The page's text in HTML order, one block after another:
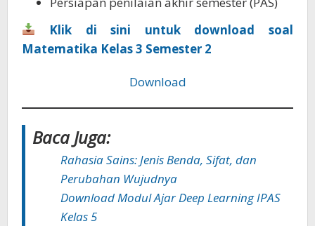
Klik di sini untuk download soal
Matematika Kelas 3 Semester 2
Download
Baca Juga:
Rahasia Sains: Jenis Benda, Sifat, dan
Perubahan Wujudnya
Download Modul Ajar Deep Learning IPAS
Kelas 5